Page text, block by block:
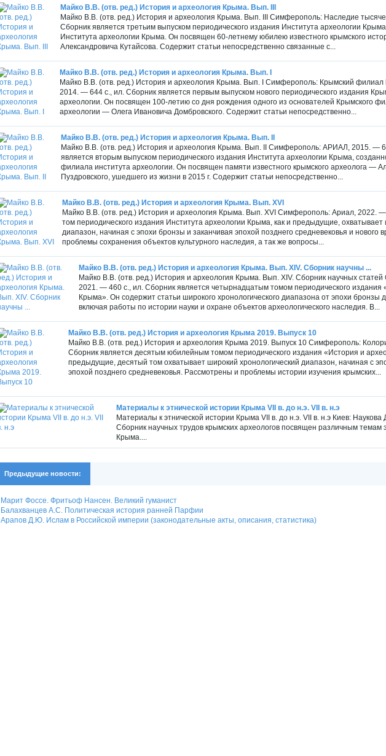
Майко В.В. (отв. ред.) История и археология Крыма. Вып. III
Майко В.В. (отв. ред.) История и археология Крыма. Вып. III Симферополь: Наследие
Сборник является третьим выпуском периодического издания Института археологии
Института археологии Крыма. Он посвящен 60-летнему юбилею известного крымского
Александровича Кутайсова. Содержит статьи непосредственно связанные с...
Майко В.В. (отв. ред.) История и археология Крыма. Вып. I
Майко В.В. (отв. ред.) История и археология Крыма. Вып. I Симферополь: Крымский филиал
2014. — 644 с., ил. Сборник является первым выпуском нового периодического издания
археологии. Он посвящен 100-летию со дня рождения одного из основателей Крымского
археологии — Олега Ивановича Домбровского. Содержит статьи непосредственно...
Майко В.В. (отв. ред.) История и археология Крыма. Вып. II
Майко В.В. (отв. ред.) История и археология Крыма. Вып. II Симферополь: АРИАЛ, 2015. —
является вторым выпуском периодического издания Института археологии Крыма,
филиала института археологии. Он посвящен памяти известного крымского археолога —
Пуздровского, ушедшего из жизни в 2015 г. Содержит статьи непосредственно...
Майко В.В. (отв. ред.) История и археология Крыма. Вып. ХVI
Майко В.В. (отв. ред.) История и археология Крыма. Вып. ХVI Симферополь: Ариал, 2022.
том периодического издания Института археологии Крыма, как и предыдущие, охватывает
диапазон, начиная с эпохи бронзы и заканчивая эпохой позднего средневековья и нового
проблемы сохранения объектов культурного наследия, а так же вопросы...
Майко В.В. (отв. ред.) История и археология Крыма. Вып. ХIV. Сборник научны ...
Майко В.В. (отв. ред.) История и археология Крыма. Вып. ХIV. Сборник научных
2021. — 460 с., ил. Сборник является четырнадцатым томом периодического издания
Крыма». Он содержит статьи широкого хронологического диапазона от эпохи бронзы
включая работы по истории науки и охране объектов археологического наследия. В...
Майко В.В. (отв. ред.) История и археология Крыма 2019. Выпуск 10
Майко В.В. (отв. ред.) История и археология Крыма 2019. Выпуск 10 Симферополь:
Сборник является десятым юбилейным томом периодического издания «История и
предыдущие, десятый том охватывает широкий хронологический диапазон, начиная с
эпохой позднего средневековья. Рассмотрены и проблемы истории изучения крымских...
Материалы к этнической истории Крыма VII в. до н.э. VII в. н.э
Материалы к этнической истории Крыма VII в. до н.э. VII в. н.э Киев: Наукова
Сборник научных трудов крымских археологов посвящен различным темам
Крыма....
Предыдущие новости:
Марит Фоссе. Фритьоф Нансен. Великий гуманист
Балахванцев А.С. Политическая история ранней Парфии
Арапов Д.Ю. Ислам в Российской империи (законодательные акты, описания, статистика)